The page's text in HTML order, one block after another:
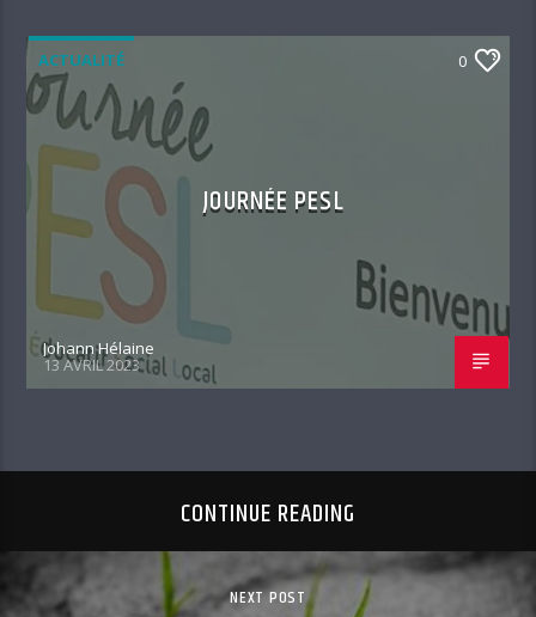
ACTUALITÉ 0
JOURNÉE PESL
Johann Hélaine
13 AVRIL 2023
CONTINUE READING
NEXT POST